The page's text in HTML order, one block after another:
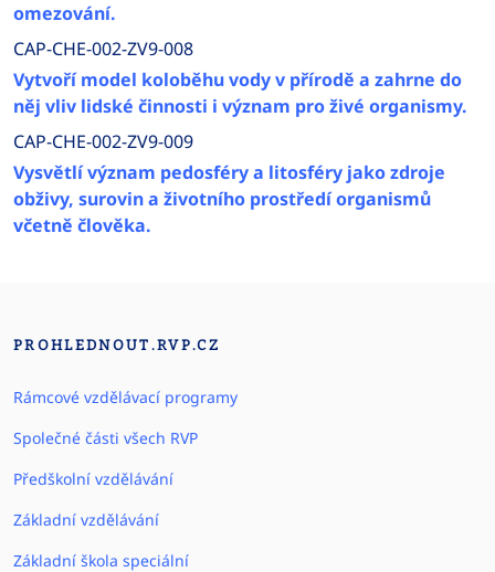
omezování.
CAP-CHE-002-ZV9-008
Vytvoří model koloběhu vody v přírodě a zahrne do
něj vliv lidské činnosti i význam pro živé organismy.
CAP-CHE-002-ZV9-009
Vysvětlí význam pedosféry a litosféry jako zdroje
obživy, surovin a životního prostředí organismů
včetně člověka.
PROHLEDNOUT.RVP.CZ
Rámcové vzdělávací programy
Společné části všech RVP
Předškolní vzdělávání
Základní vzdělávání
Základní škola speciální